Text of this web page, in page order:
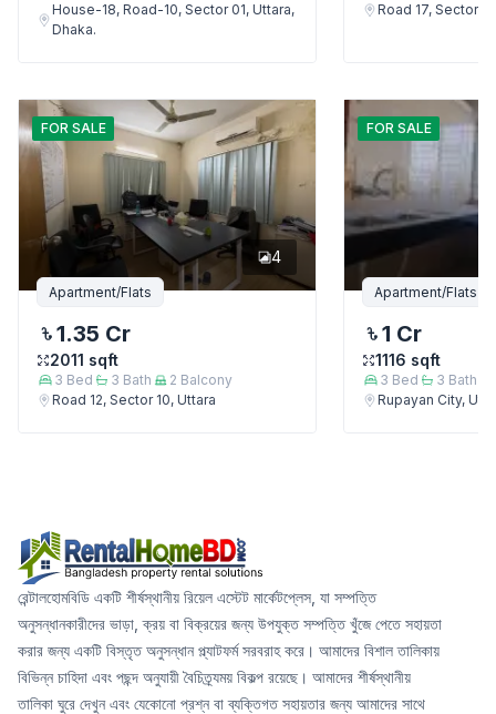
House-18, Road-10, Sector 01, Uttara,
Dhaka.
Road 17, Sector
FOR SALE
4
Apartment/Flats
1.35 Cr
2011 sqft
3 Bed 3 Bath 2 Balcony
Road 12, Sector 10, Uttara
FOR SALE
Apartment/Flats
1 Cr
1116 sqft
3 Bed 3 Bath
Rupayan City,
রেন্টালহোমবিডি একটি শীর্ষস্থানীয় রিয়েল এস্টেট মার্কেটপ্লেস, যা সম্পত্তি
অনুসন্ধানকারীদের ভাড়া, ক্রয় বা বিক্রয়ের জন্য উপযুক্ত সম্পত্তি খুঁজে পেতে সহায়তা
করার জন্য একটি বিস্তৃত অনুসন্ধান প্ল্যাটফর্ম সরবরাহ করে। আমাদের বিশাল তালিকায়
বিভিন্ন চাহিদা এবং পছন্দ অনুযায়ী বৈচিত্র্যময় বিকল্প রয়েছে। আমাদের শীর্ষস্থানীয়
তালিকা ঘুরে দেখুন এবং যেকোনো প্রশ্ন বা ব্যক্তিগত সহায়তার জন্য আমাদের সাথে